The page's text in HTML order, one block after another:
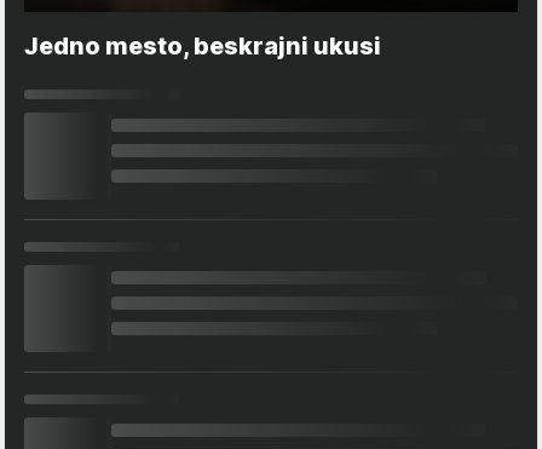
Jedno mesto, beskrajni ukusi